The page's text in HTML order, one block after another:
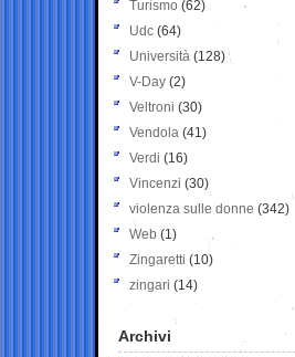
Turismo (62)
Udc (64)
Università (128)
V-Day (2)
Veltroni (30)
Vendola (41)
Verdi (16)
Vincenzi (30)
violenza sulle donne (342)
Web (1)
Zingaretti (10)
zingari (14)
Archivi